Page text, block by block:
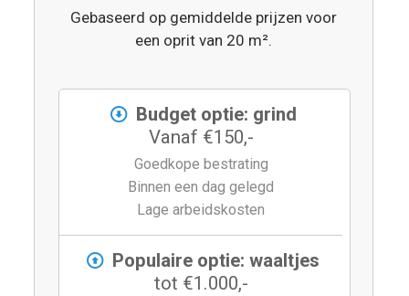
Gebaseerd op gemiddelde prijzen voor
een oprit van 20 m².
Budget optie: grind
Vanaf €150,-
Goedkope bestrating
Binnen een dag gelegd
Lage arbeidskosten
Populaire optie: waaltjes
tot €1.000,-